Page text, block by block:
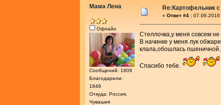
Мама Лена
Офлайн
Сообщений: 1809
Благодарили:
1849
Откуда: Россия,
Чувашия
Re:Картофельник
« Ответ #4 :
Стеллочка,у меня совсем
В начинке у меня лук
клала,обошлась
Спасибо тебе.